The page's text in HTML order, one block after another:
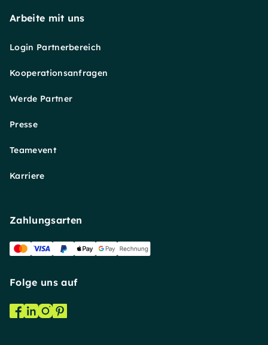
Arbeite mit uns
Login Partnerbereich
Kooperationsanfragen
Werde Partner
Presse
Teamevent
Karriere
Zahlungsarten
Folge uns auf